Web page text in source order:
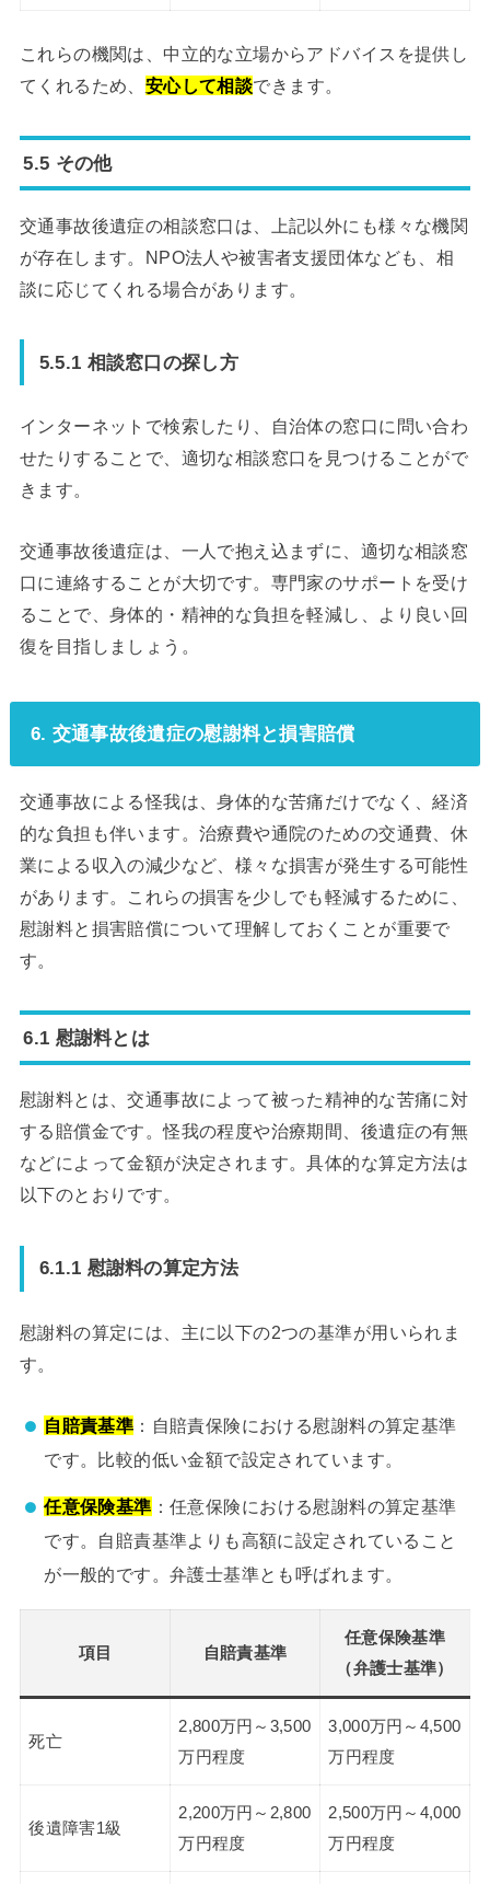
これらの機関は、中立的な立場からアドバイスを提供し
てくれるため、 安心して相談できます。
5.5 その他
交通事故後遺症の相談窓口は、上記以外にも様々な機関
が存在します。NPO法人や被害者支援団体なども、相
談に応じてくれる場合があります。
5.5.1 相談窓口の探し方
インターネットで検索したり、自治体の窓口に問い合わ
せたりすることで、適切な相談窓口を見つけることがで
きます。
交通事故後遺症は、一人で抱え込まずに、適切な相談窓
口に連絡することが大切です。専門家のサポートを受け
ることで、身体的・精神的な負担を軽減し、より良い回
復を目指しましょう。
6. 交通事故後遺症の慰謝料と損害賠償
交通事故による怪我は、身体的な苦痛だけでなく、経済
的な負担も伴います。治療費や通院のための交通費、休
業による収入の減少など、様々な損害が発生する可能性
があります。これらの損害を少しでも軽減するために、
慰謝料と損害賠償について理解しておくことが重要で
す。
6.1 慰謝料とは
慰謝料とは、交通事故によって被った精神的な苦痛に対
する賠償金です。怪我の程度や治療期間、後遺症の有無
などによって金額が決定されます。具体的な算定方法は
以下のとおりです。
6.1.1 慰謝料の算定方法
慰謝料の算定には、主に以下の2つの基準が用いられま
す。
自賠責基準 ：自賠責保険における慰謝料の算定基準
です。比較的低い金額で設定されています。
任意保険基準 ：任意保険における慰謝料の算定基準
です。自賠責基準よりも高額に設定されていること
が一般的です。弁護士基準とも呼ばれます。
項目 自賠責基準
任意保険基準
（弁護士基準）
死亡
2,800万円～3,500
万円程度
3,000万円～4,500
万円程度
後遺障害1級
2,200万円～2,800
万円程度
2,500万円～4,000
万円程度